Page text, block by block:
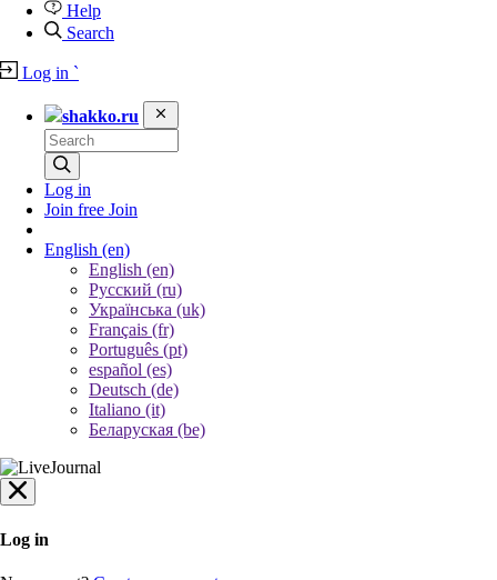
Help
Search
Log in `
shakko.ru
Log in
Join free Join
English (en)
English (en)
Русский (ru)
Українська (uk)
Français (fr)
Português (pt)
español (es)
Deutsch (de)
Italiano (it)
Беларуская (be)
Log in